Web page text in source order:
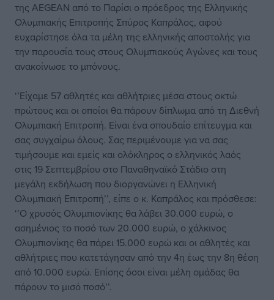
της AEGEAN από το Παρίσι ο πρόεδρος της Ελληνικής
Ολυμπιακής Επιτροπής Σπύρος Καπράλος, αφού
ευχαρίστησε όλα τα μέλη της ελληνικής αποστολής για
την παρουσία τους στους Ολυμπιακούς Αγώνες και τους
ανακοίνωσε το μπόνους.
‘’Είχαμε 57 αθλητές και αθλήτριες μέσα στους οκτώ
πρώτους και οι οποίοι θα πάρουν δίπλωμα από τη Διεθνή
Ολυμπιακή Επιτροπή. Είναι ένα σπουδαίο επίτευγμα και
σας συγχαίρω όλους. Σας περιμένουμε για να σας
τιμήσουμε και εμείς και ολόκληρος ο ελληνικός λαός
στις 19 Σεπτεμβρίου στο Παναθηναϊκό Στάδιο στη
μεγάλη εκδήλωση που διοργανώνει η Ελληνική
Ολυμπιακή Επιτροπή’’, είπε ο κ. Καπράλος και πρόσθεσε:
‘’Ο χρυσός Ολυμπιονίκης θα λάβει 30.000 ευρώ, ο
ασημένιος το ποσό των 20.000 ευρώ, ο χάλκινος
Ολυμπιονίκης θα πάρει 15.000 ευρώ και οι αθλητές και
αθλήτριες που κατετάγησαν από την 4η έως την 8η θέση
από 10.000 ευρώ. Επίσης όσοι είναι μέλη ομάδας θα
πάρουν το μισό ποσό’’.